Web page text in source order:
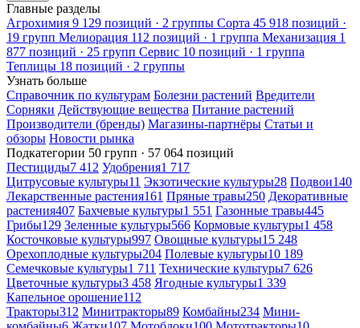
Главные разделы
Агрохимия 9 129 позиций · 2 группы Сорта 45 918 позиций ·
19 групп Мелиорация 112 позиций · 1 группа Механизация 1
877 позиций · 25 групп Сервис 10 позиций · 1 группа
Теплицы 18 позиций · 2 группы
Узнать больше
Справочник по культурам Болезни растений Вредители
Сорняки Действующие вещества Питание растений
Производители (бренды) Магазины-партнёры Статьи и
обзоры Новости рынка
Подкатегории 50 групп · 57 064 позиций
Пестициды7 412 Удобрения1 717
Цитрусовые культуры11 Экзотические культуры28 Подвои140
Лекарственные растения161 Пряные травы250 Декоративные
растения407 Бахчевые культуры1 551 Газонные травы445
Грибы129 Зеленные культуры566 Кормовые культуры1 458
Косточковые культуры997 Овощные культуры15 248
Орехоплодные культуры204 Полевые культуры10 189
Семечковые культуры1 711 Технические культуры7 626
Цветочные культуры3 458 Ягодные культуры1 339
Капельное орошение112
Тракторы312 Минитракторы89 Комбайны234 Мини-